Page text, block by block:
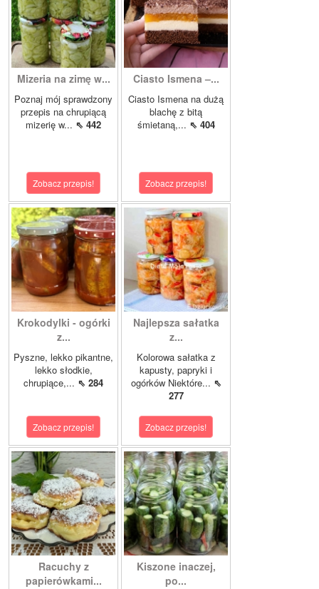
Mizeria na zimę w...
Poznaj mój sprawdzony
przepis na chrupiącą
mizerię w... ⇖ 442
Zobacz przepis!
Ciasto Ismena –...
Ciasto Ismena na dużą
blachę z bitą
śmietaną,... ⇖ 404
Zobacz przepis!
Krokodylki - ogórki
z...
Pyszne, lekko pikantne,
lekko słodkie,
chrupiące,... ⇖ 284
Zobacz przepis!
Najlepsza sałatka
z...
Kolorowa sałatka z
kapusty, papryki i
ogórków Niektóre... ⇖
277
Zobacz przepis!
Racuchy z
papierówkami...
Kiszone inaczej,
po...